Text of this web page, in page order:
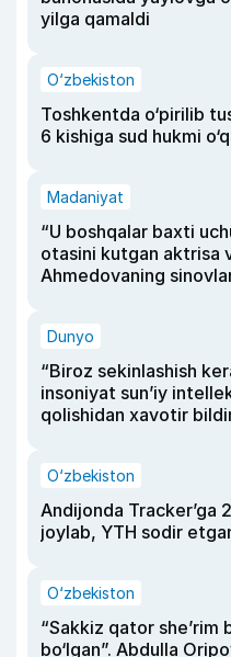
yilga qamaldi
O‘zbekiston
Toshkentda o‘pirilib
6 kishiga sud hukmi
Madaniyat
“U boshqalar baxti
otasini kutgan aktrisa
Ahmedovaning
Dunyo
“Biroz sekinlashish
insoniyat sun’iy
qolishidan xavotir
O‘zbekiston
Andijonda Tracker’ga
joylab, YTH sodir
O‘zbekiston
“Sakkiz qator she’rim
bo‘lgan”. Abdulla